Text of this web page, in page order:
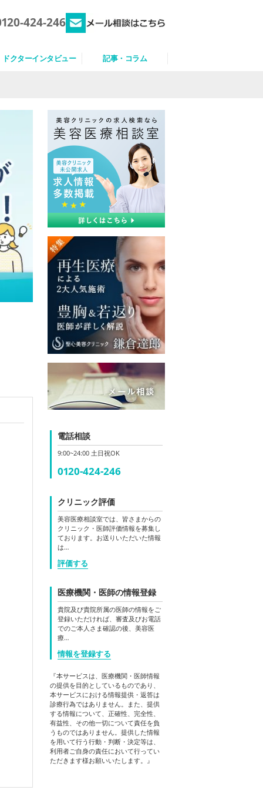
424-246
ドクターインタビュー 記事・コラム
電話相談
9:00~24:00 土日祝OK
0120-424-246
クリニック評価
美容医療相談室では、皆さまからの
クリニック・医師評価情報を募集し
ております。お送りいただいた情報
は…
評価する
医療機関・医師の情報登録
貴院及び貴院所属の医師の情報をご
登録いただければ、審査及びお電話
でのご本人さま確認の後、美容医
療…
情報を登録する
『本サービスは、医療機関・医師情報
の提供を目的としているものであり、
本サービスにおける情報提供・返答は
診療行為ではありません。また、提供
する情報について、正確性、完全性、
有益性、その他一切について責任を負
うものではありません。提供した情報
を用いて行う行動・判断・決定等は、
利用者ご自身の責任において行ってい
ただきます様お願いいたします。』